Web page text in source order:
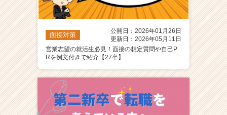
面接対策
公開日：2026年01月26日
更新日：2026年05月11日
営業志望の就活生必見！面接の想定質問や自己P
Rを例文付きで紹介【27卒】